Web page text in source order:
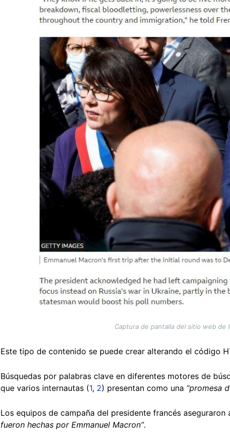
Captura de pantalla del sitio web de
Este tipo de contenido se puede crear alterando el código
Búsquedas por palabras clave en diferentes motores de
que varios internautas (1, 2) presentan como una “promesa
Los equipos de campaña del presidente francés
fueron hechas por Emmanuel Macron”.